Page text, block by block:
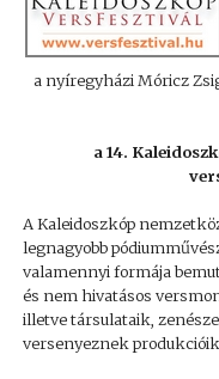
a nyíregyházi Móricz
a 14.
A Kaleidoszkóp
legnagyobb
valamennyi formája
és nem hivatásos
illetve társulataik,
versenyeznek